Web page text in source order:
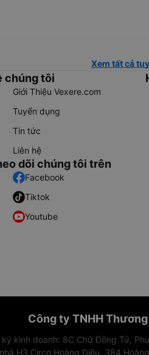
Xem tất cả
chúng tôi
Giới Thiệu Vexere.com
Tuyển dụng
Tin tức
Liên hệ
dõi chúng tôi trên
Facebook
Tiktok
Youtube
Công ty TNHH
kinh doanh: 8C Chữ Đồng Tử,
H3 Circo Hoàng Diệu, 384